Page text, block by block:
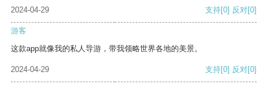
2024-04-29
支持[0] 反对[0]
游客
这款app就像我的私人导游，带我领略世界各地的美景。
2024-04-29 支持[0] 反对[0]